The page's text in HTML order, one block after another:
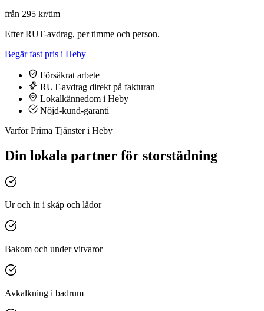
från 295 kr/tim
Efter RUT-avdrag, per timme och person.
Begär fast pris i Heby
Försäkrat arbete
RUT-avdrag direkt på fakturan
Lokalkännedom i Heby
Nöjd-kund-garanti
Varför Prima Tjänster i Heby
Din lokala partner för storstädning
Ur och in i skåp och lådor
Bakom och under vitvaror
Avkalkning i badrum